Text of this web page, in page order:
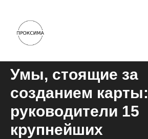
Умы, стоящие за
созданием карты:
руководители 15
крупнейших